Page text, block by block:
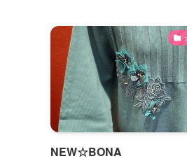
NEW☆BONA